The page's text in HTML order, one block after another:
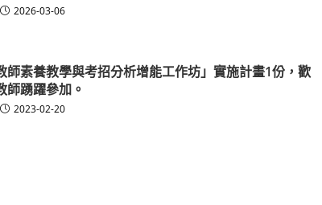
2026-03-06
素養教學與考招分析增能工作坊」實施計畫1份，歡
師踴躍參加。
2023-02-20